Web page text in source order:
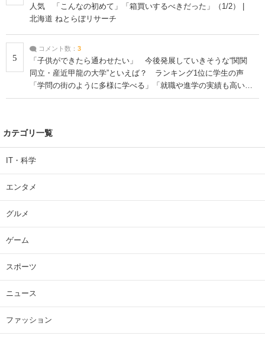
人気 「こんなの初めて」「箱買いするべきだった」（1/2） |
北海道 ねとらぼリサーチ
5
コメント数： 3
「子供ができたら通わせたい」 今後発展していきそうな“関関
同立・産近甲龍の大学”といえば？ ランキング1位に学生の声
「学問の街のように多様に学べる」「就職や進学の実績も高い」
| 大学 ねとらぼリサーチ
カテゴリ一覧
IT・科学
エンタメ
グルメ
ゲーム
スポーツ
ニュース
ファッション